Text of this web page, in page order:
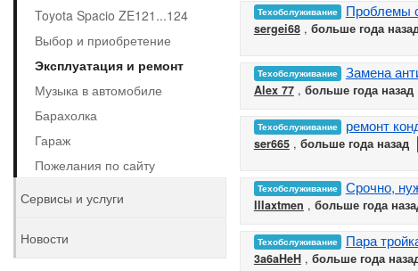
Техобслуживание Проблемы
sergei68, больше года
Техобслуживание Замена
Alex 77, больше года назад
Техобслуживание ремонт
ser665, больше года назад
Техобслуживание Срочно,
IIIaxtmen , больше года
Техобслуживание Пара
3a6aHeH, больше года
Toyota Spacio ZE121...124
Выбор и приобретение
Эксплуатация и ремонт
Музыка в автомобиле
Барахолка
Гараж
Пожелания по сайту
Сервисы и услуги
Новости